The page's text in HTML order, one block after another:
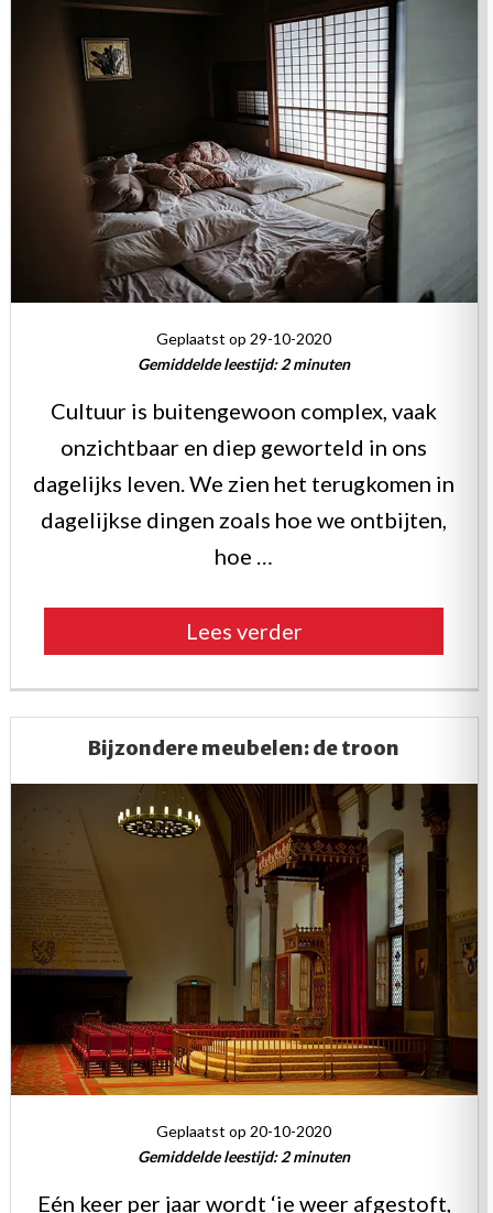
Geplaatst op 29-10-2020
Gemiddelde leestijd: 2 minuten
Cultuur is buitengewoon complex, vaak
onzichtbaar en diep geworteld in ons
dagelijks leven. We zien het terugkomen in
dagelijkse dingen zoals hoe we ontbijten,
hoe …
Lees verder“Cultuur
slaapkamer”
Bijzondere meubelen: de troon
Geplaatst op 20-10-2020
Gemiddelde leestijd: 2 minuten
Eén keer per jaar wordt ‘ie weer afgestoft,